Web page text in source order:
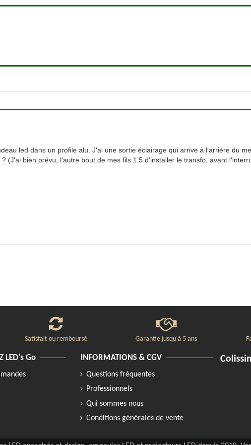
led dans un profile alu. J'ai une sortie éclairage qui arrive à l'arrière du
(J'ai bien prévu, l'autre bout de mes fils 1,5 d'installer le transfo, avant
Satisfait ou remboursé Garantie jusqu'à 5 ans
LED's Go INFORMATIONS & CGV
Questions fréquentes
Professionnels
Qui sommes nous
Conditions générales de vente